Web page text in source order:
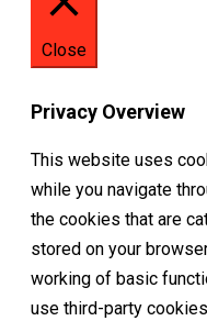
Close
Privacy Overview
This website uses
while you navigate
the cookies that are
stored on your
working of basic
use third-party